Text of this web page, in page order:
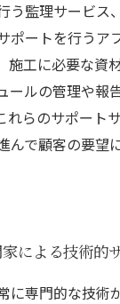
う監理サービス
ポートを行うア
施工に必要な資
ールの管理や報
れらのサポート
んで顧客の要望
による技術的
に専門的な技術